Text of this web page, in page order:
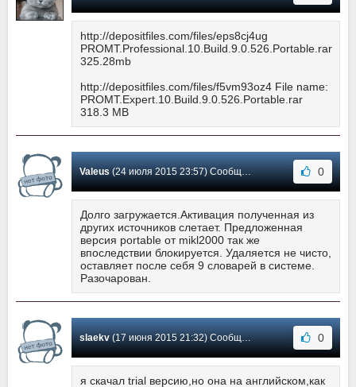
http://depositfiles.com/files/eps8cj4ug
PROMT.Professional.10.Build.9.0.526.Portable.rar
325.28mb
http://depositfiles.com/files/f5vm93oz4 File name:
PROMT.Expert.10.Build.9.0.526.Portable.rar
318.3 MB
Valeus(24 июля 2015 23:57) Сообщение #231 0
Долго загружается.Активация полученная из
других источников слетает. Предложенная
версия portable от mikl2000 так же
впоследствии блокируется. Удаляется не чисто,
оставляет после себя 9 словарей в системе.
Разочарован.
slaekv(17 июня 2015 21:32) Сообщение #230 0
я скачал trial версию,но она на английском,как